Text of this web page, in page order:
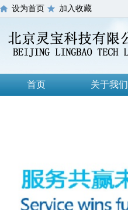
设为首页 加入收藏
首页 关于我们